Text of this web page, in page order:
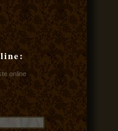
online